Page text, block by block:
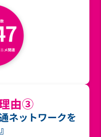
由③
ネットワークを